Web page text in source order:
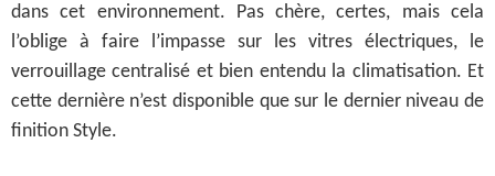
dans cet environnement. Pas chère, certes, mais cela
l’oblige à faire l’impasse sur les vitres électriques, le
verrouillage centralisé et bien entendu la climatisation. Et
cette dernière n’est disponible que sur le dernier niveau de
finition Style.